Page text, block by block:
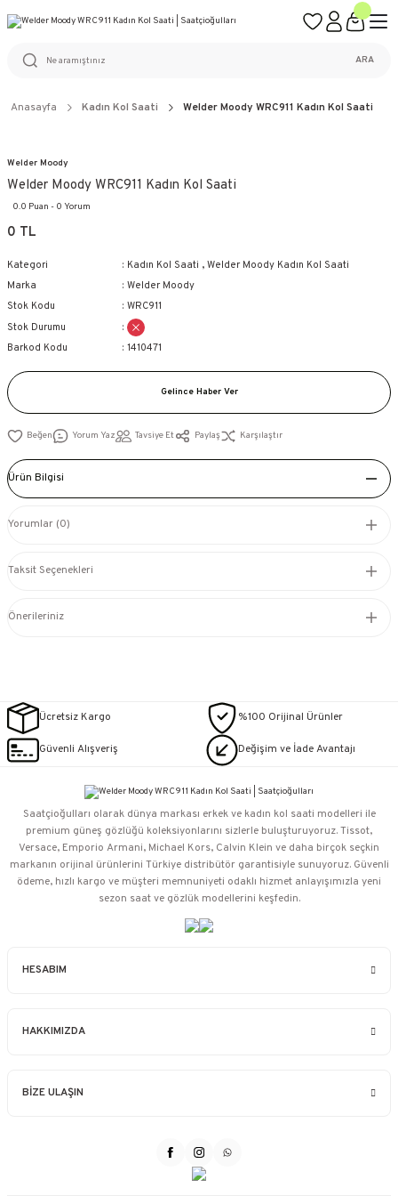
%100 ORİJİNAL ÜRÜN GARANTİSİ
ARA
Anasayfa Kadın Kol Saati Welder Moody WRC911 Kadın Kol Saati
Welder Moody
Welder Moody WRC911 Kadın Kol Saati
0.0 Puan - 0 Yorum
0 TL
Kategori Kadın Kol Saati , Welder Moody Kadın Kol Saati
Marka
Welder Moody
Stok Kodu
WRC911
Stok Durumu
Barkod Kodu
1410471
Gelince Haber Ver
Yorum Yaz Tavsiye Et Paylaş Karşılaştır
Ürün Bilgisi
Yorumlar (0)
Taksit Seçenekleri
Önerileriniz
Ücretsiz Kargo %100 Orijinal Ürünler
Güvenli Alışveriş Değişim ve İade Avantajı
HESABIM
HAKKIMIZDA
BİZE ULAŞIN
Saatçioğulları⁠ olarak dünya markası erkek ve kadın kol saati modelleri ile
premium güneş gözlüğü koleksiyonlarını sizlerle buluşturuyoruz. Tissot,
Versace, Emporio Armani, Michael Kors, Calvin Klein ve daha birçok seçkin
markanın orijinal ürünlerini Türkiye distribütör garantisiyle sunuyoruz. Güvenli
ödeme, hızlı kargo ve müşteri memnuniyeti odaklı hizmet anlayışımızla yeni
sezon saat ve gözlük modellerini keşfedin.